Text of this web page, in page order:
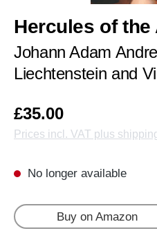
Hercules of the
Johann Adam
Liechtenstein and
£35.00
Prices incl. VAT plus
No longer available
Buy on Amazon